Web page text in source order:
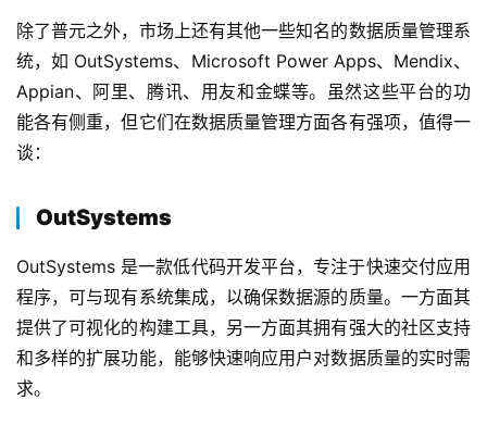
除了普元之外，市场上还有其他一些知名的数据质量管理系
统，如 OutSystems、Microsoft Power Apps、Mendix、
Appian、阿里、腾讯、用友和金蝶等。虽然这些平台的功
能各有侧重，但它们在数据质量管理方面各有强项，值得一
谈：
OutSystems
OutSystems 是一款低代码开发平台，专注于快速交付应用
程序，可与现有系统集成，以确保数据源的质量。一方面其
提供了可视化的构建工具，另一方面其拥有强大的社区支持
和多样的扩展功能，能够快速响应用户对数据质量的实时需
求。